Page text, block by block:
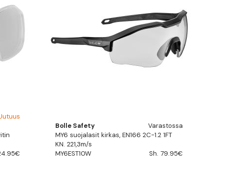
Bolle Safety
Varastossa
MY6 suojalasit kirkas, EN166 2C-1.2 1FT
KN. 221,3m/s
MY6EST10W
Sh. 79.95€